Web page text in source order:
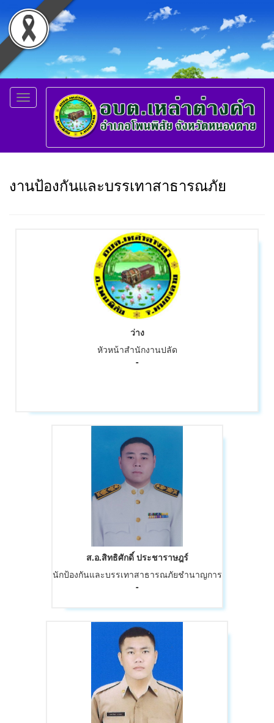
Toggle
navigation
งานป้องกันและบรรเทาสาธารณภัย
ว่าง
หัวหน้าสำนักงานปลัด
-
ส.อ.สิทธิศักดิ์ ประชาราษฎร์
นักป้องกันและบรรเทาสาธารณภัยชำนาญการ
-